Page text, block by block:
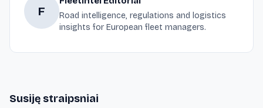
F
Road intelligence, regulations and logistics
insights for European fleet managers.
Susiję straipsniai